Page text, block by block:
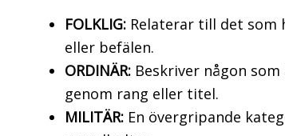
FOLKLIG: Relaterar till det
eller befälen.
ORDINÄR: Beskriver någon
genom rang eller titel.
MILITÄR: En övergripande